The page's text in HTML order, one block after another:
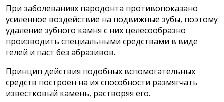
При заболеваниях пародонта противопоказано
усиленное воздействие на подвижные зубы, поэтому
удаление зубного камня с них целесообразно
производить специальными средствами в виде
гелей и паст без абразивов.
Принцип действия подобных вспомогательных
средств построен на их способности размягчать
известковый камень, растворяя его.